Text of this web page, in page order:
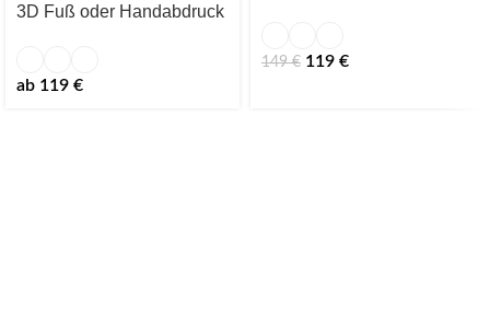
3D Fuß oder Handabdruck
ab 119 €
149€ 119 €